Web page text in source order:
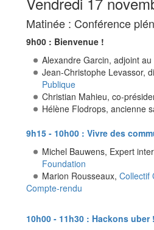
Matinée : Conférence
9h00 : Bienvenue !
Alexandre Garcin, adjoint
Jean-Christophe Levassor,
Publique
Christian Mahieu, co-
Hélène Flodrops, ancienne
9h15 - 10h00 : Vivre des
Michel Bauwens, Expert
Foundation
Marion Rousseaux, Collectif
Compte-rendu
10h00 - 11h30 : Hackons uber !